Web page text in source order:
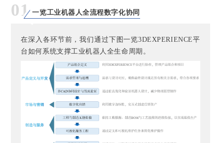
01 一览工业机器人全流程数字化协同
在深入各环节前，我们通过下图一览3DEXPERIENCE平
台如何系统支撑工业机器人全生命周期。